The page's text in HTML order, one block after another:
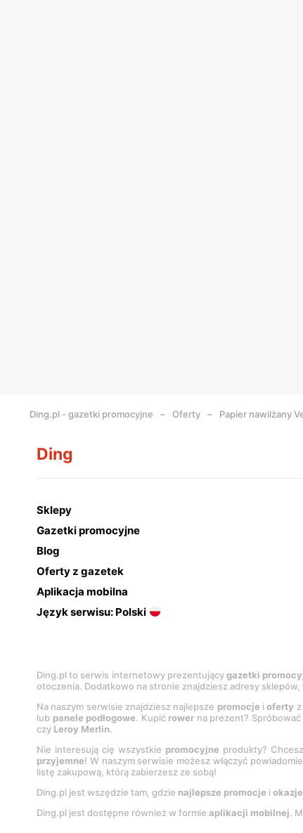
Ding.pl - gazetki promocyjne Oferty Papier nawilżany
Ding
Sklepy
Gazetki promocyjne
Blog
Oferty z gazetek
Aplikacja mobilna
Język serwisu: Polski
Ding.pl to serwis internetowy prezentującygazetki
otoczenia. Dodatkowo na stronie znajdziesz adresy
Na naszym serwisie znajdziesz najlepsze promocje ioferty
lub panele podłogowe. Kupić rower na prezent? Spróbować
czy Leroy Merlin.
Nie interesują cię wszystkie promocyjne produkty?
przyjemne! W naszym serwisie możesz włączyć
listę zakupową, którą zabierzesz ze sobą!
Ding.pl jest wszędzie tam, gdzie najlepsze promocje i okazje
Ding.pl jest dostępne również w formie aplikacji mobilnej.